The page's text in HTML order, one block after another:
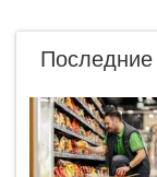
Последние